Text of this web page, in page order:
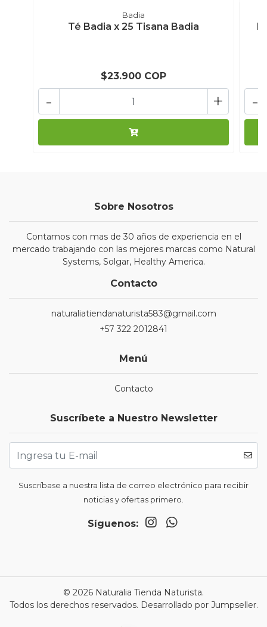
Badia
Té Badia x 25 Tisana Badia
$23.900 COP
+
- -
Sobre Nosotros
Contamos con mas de 30 años de experiencia en el
mercado trabajando con las mejores marcas como Natural
Systems, Solgar, Healthy America.
Contacto
naturaliatiendanaturista583@gmail.com
+57 322 2012841
Menú
Contacto
Suscríbete a Nuestro Newsletter
Suscríbase a nuestra lista de correo electrónico para recibir
noticias y ofertas primero.
Síguenos:
© 2026 Naturalia Tienda Naturista.
Todos los derechos reservados. Desarrollado por Jumpseller.